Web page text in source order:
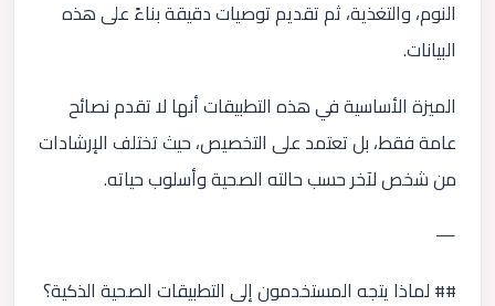
النوم، والتغذية، ثم تقديم توصيات دقيقة بناءً على هذه
البيانات.
الميزة الأساسية في هذه التطبيقات أنها لا تقدم نصائح
عامة فقط، بل تعتمد على التخصيص، حيث تختلف الإرشادات
من شخص لآخر حسب حالته الصحية وأسلوب حياته.
—
## لماذا يتجه المستخدمون إلى التطبيقات الصحية الذكية؟